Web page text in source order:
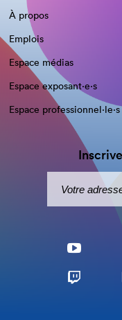
À propos
Emplois
Espace médias
Espace exposant·e⋅s
Espace professionnel·le⋅s